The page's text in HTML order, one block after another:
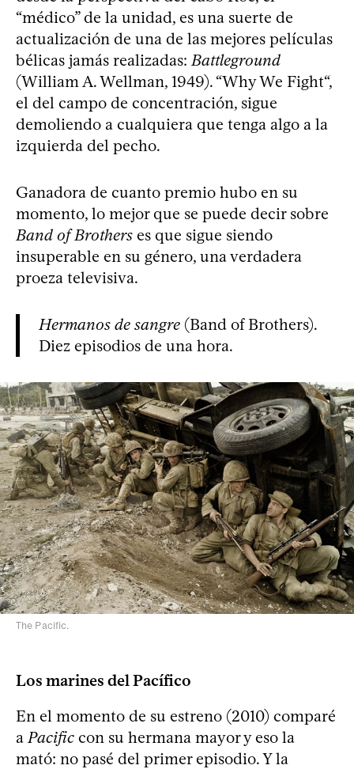
“médico” de la unidad, es una suerte de
actualización de una de las mejores películas
bélicas jamás realizadas:Battleground
(William A. Wellman, 1949). “Why We Fight“,
el del campo de concentración, sigue
demoliendo a cualquiera que tenga algo a la
izquierda del pecho.
Ganadora de cuanto premio hubo en su
momento, lo mejor que se puede decir sobre
Band of Brothers es que sigue siendo
insuperable en su género, una verdadera
proeza televisiva.
Hermanos de sangre (Band of Brothers).
Diez episodios de una hora.
The Pacific.
Los marines del Pacífico
En el momento de su estreno (2010) comparé
a Pacific con su hermana mayor y eso la
mató: no pasé del primer episodio. Y la